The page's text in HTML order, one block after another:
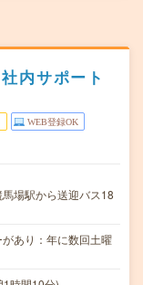
内サポート
WEB登録OK
場駅から送迎バス18
あり：年に数回土曜